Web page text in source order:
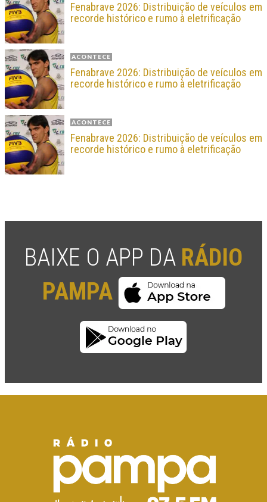
Fenabrave 2026: Distribuição de veículos em
recorde histórico e rumo à eletrificação
ACONTECE
Fenabrave 2026: Distribuição de veículos em
recorde histórico e rumo à eletrificação
ACONTECE
Fenabrave 2026: Distribuição de veículos em
recorde histórico e rumo à eletrificação
BAIXE O APP DA RÁDIO
PAMPA